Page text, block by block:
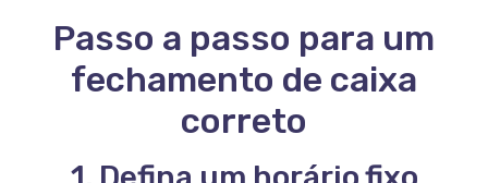
Passo a passo para um
fechamento de caixa
correto